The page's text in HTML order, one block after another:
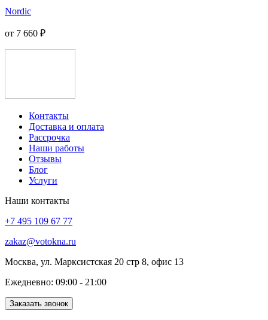
Nordic
от 7 660 ₽
Контакты
Доставка и оплата
Рассрочка
Наши работы
Отзывы
Блог
Услуги
Наши контакты
+7 495 109 67 77
zakaz@votokna.ru
Москва, ул. Марксистская 20 стр 8, офис 13
Ежедневно: 09:00 - 21:00
Заказать звонок